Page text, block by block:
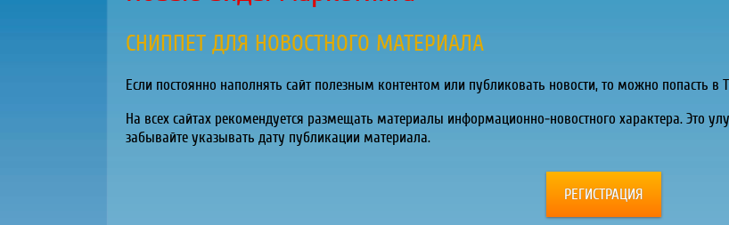
СНИППЕТ ДЛЯ НОВОСТНОГО МАТЕРИАЛА
Если постоянно наполнять сайт полезным контентом или публиковать новости, то можно попасть
На всех сайтах рекомендуется размещать материалы информационно-новостного характера. Это
забывайте указывать дату публикации материала.
РЕГИСТРАЦИЯ